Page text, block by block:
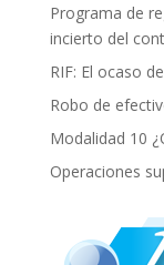
Programa de
incierto del
RIF: El ocaso
Robo de
Modalidad 10
Operaciones